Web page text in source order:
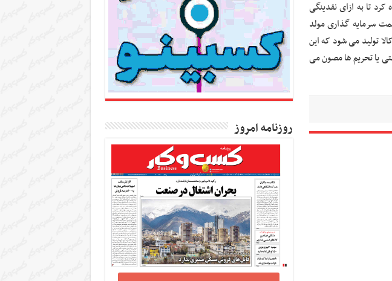
تا به ازای نقدینگی
سرمایه گذاری مولد
تولید می شود که این
یا تحریم ها مصون می
روزنامه امروز